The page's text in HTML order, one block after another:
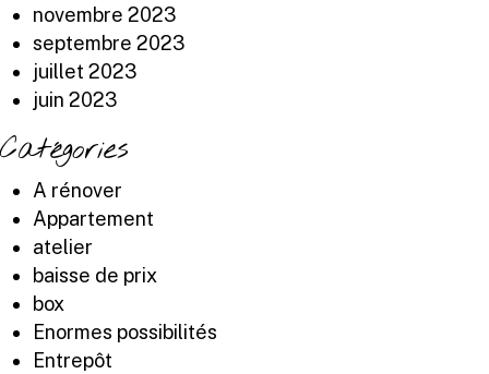
novembre 2023
septembre 2023
juillet 2023
juin 2023
Catégories
A rénover
Appartement
atelier
baisse de prix
box
Enormes possibilités
Entrepôt